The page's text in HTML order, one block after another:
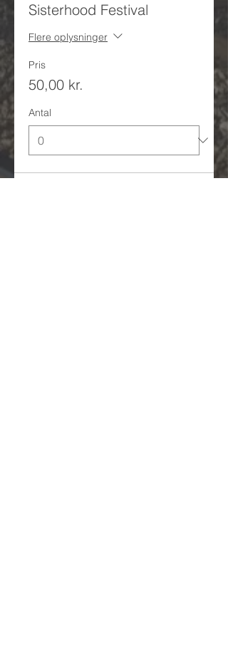
Sisterhood Festival
Flere oplysninger
Pris
50,00 kr.
Antal